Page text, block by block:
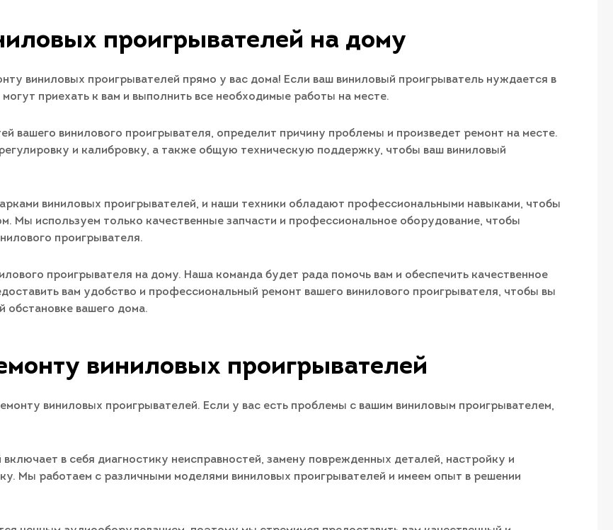
проигрывателей на дому
виниловых проигрывателей прямо у вас дома! Если ваш виниловый проигрыватель нуждается в
приехать к вам и выполнить все необходимые работы на месте.
вашего винилового проигрывателя, определит причину проблемы и произведет ремонт на месте.
и калибровку, а также общую техническую поддержку, чтобы ваш виниловый
виниловых проигрывателей, и наши техники обладают профессиональными навыками, чтобы
Мы используем только качественные запчасти и профессиональное оборудование, чтобы
проигрывателя.
проигрывателя на дому. Наша команда будет рада помочь вам и обеспечить качественное
вам удобство и профессиональный ремонт вашего винилового проигрывателя, чтобы вы
обстановке вашего дома.
виниловых проигрывателей
виниловых проигрывателей. Если у вас есть проблемы с вашим виниловым проигрывателем,
в себя диагностику неисправностей, замену поврежденных деталей, настройку и
Мы работаем с различными моделями виниловых проигрывателей и имеем опыт в решении